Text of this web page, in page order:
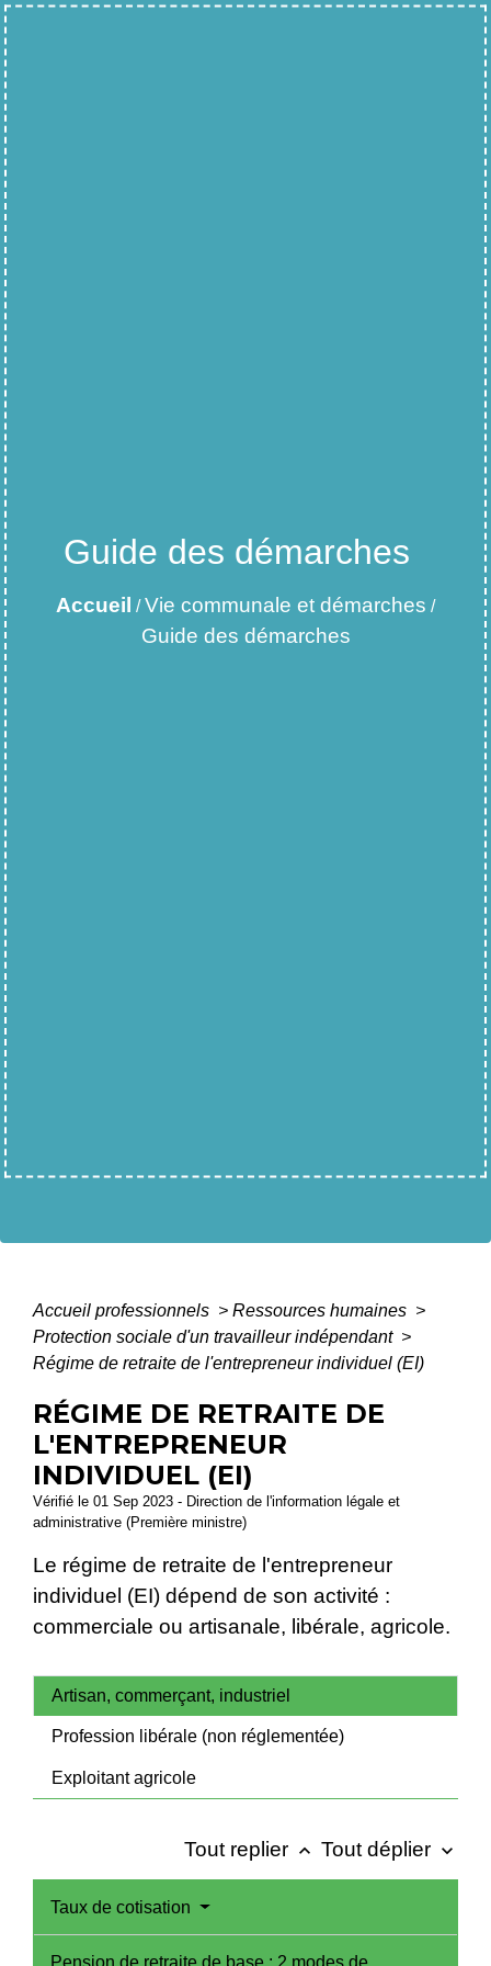
Guide des démarches
Accueil /Vie communale et démarches /
Guide des démarches
Accueil professionnels > Ressources humaines >
Protection sociale d'un travailleur indépendant >
Régime de retraite de l'entrepreneur individuel (EI)
RÉGIME DE RETRAITE DE
L'ENTREPRENEUR
INDIVIDUEL (EI)
Vérifié le 01 Sep 2023 - Direction de l'information légale et
administrative (Première ministre)
Le régime de retraite de l'entrepreneur
individuel (EI) dépend de son activité :
commerciale ou artisanale, libérale, agricole.
Artisan, commerçant, industriel
Profession libérale (non réglementée)
Exploitant agricole
Tout replier keyboard_arrow_up Tout déplier keyboard_arrow_down
Taux de cotisation